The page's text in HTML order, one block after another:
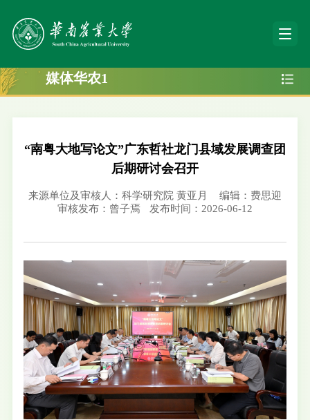
媒体华农1
“南粤大地写论文”广东哲社龙门县域发展调查团
后期研讨会召开
来源单位及审核人：科学研究院 黄亚月
编辑：费思迎
审核发布：曾子焉
发布时间：2026-06-12